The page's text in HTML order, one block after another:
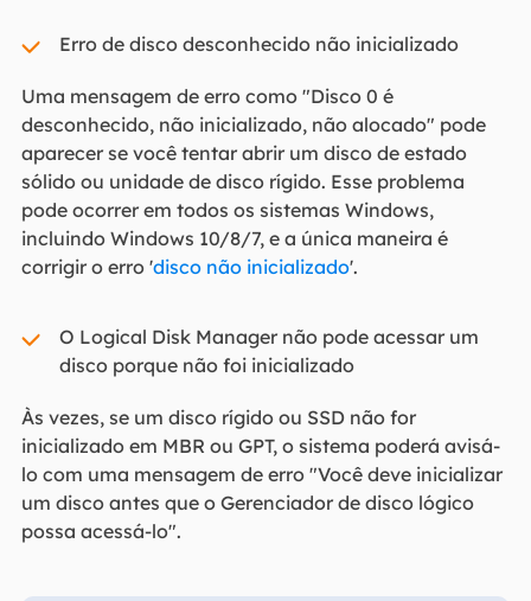
Erro de disco desconhecido não inicializado
Uma mensagem de erro como "Disco 0 é
desconhecido, não inicializado, não alocado" pode
aparecer se você tentar abrir um disco de estado
sólido ou unidade de disco rígido. Esse problema
pode ocorrer em todos os sistemas Windows,
incluindo Windows 10/8/7, e a única maneira é
corrigir o erro 'disco não inicializado'.
O Logical Disk Manager não pode acessar um
disco porque não foi inicializado
Às vezes, se um disco rígido ou SSD não for
inicializado em MBR ou GPT, o sistema poderá avisá-
lo com uma mensagem de erro "Você deve inicializar
um disco antes que o Gerenciador de disco lógico
possa acessá-lo".